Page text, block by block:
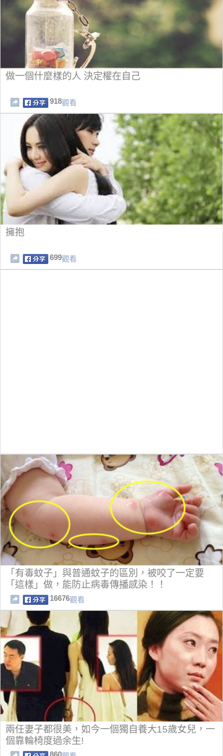
做一個什麼樣的人 決定權在自己
918觀看
擁抱
699觀看
「有毒蚊子」與普通蚊子的區別，被咬了一定要
「這樣」做，能防止病毒傳播感染！！
16676觀看
兩任妻子都很美，如今一個獨自養大15歲女兒，一
個靠輪椅度過余生!
860